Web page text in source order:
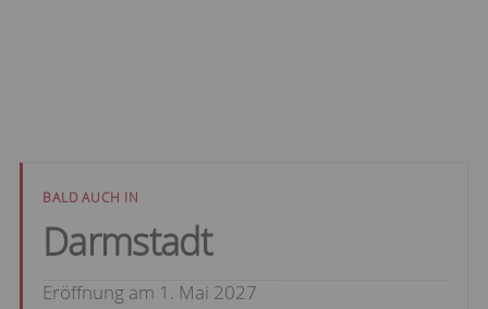
BALD AUCH IN
Darmstadt
Eröffnung am 1. Mai 2027